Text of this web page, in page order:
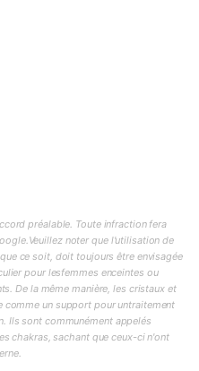
préalable. Toute infraction fera
noter que l'utilisation de
ce soit, doit toujours être envisagée
pour lesfemmes enceintes ou
De la même manière, les cristaux et
comme un support pour untraitement
Ils sont communément appelés
chakras, sachant que ceux-ci n'ont